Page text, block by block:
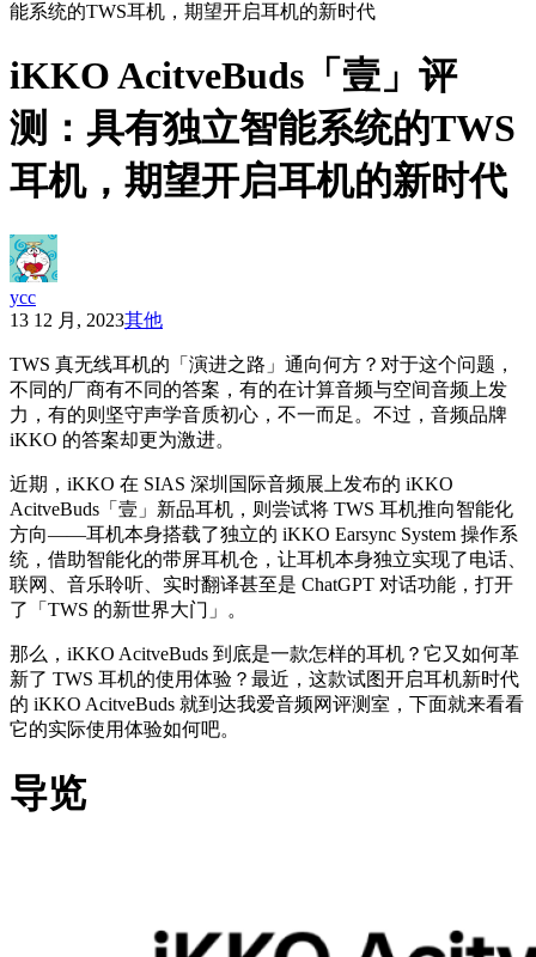
能系统的TWS耳机，期望开启耳机的新时代
iKKO AcitveBuds「壹」评
测：具有独立智能系统的TWS
耳机，期望开启耳机的新时代
ycc
13 12 月, 2023其他
TWS 真无线耳机的「演进之路」通向何方？对于这个问题，
不同的厂商有不同的答案，有的在计算音频与空间音频上发
力，有的则坚守声学音质初心，不一而足。不过，音频品牌
iKKO 的答案却更为激进。
近期，iKKO 在 SIAS 深圳国际音频展上发布的 iKKO
AcitveBuds「壹」新品耳机，则尝试将 TWS 耳机推向智能化
方向——耳机本身搭载了独立的 iKKO Earsync System 操作系
统，借助智能化的带屏耳机仓，让耳机本身独立实现了电话、
联网、音乐聆听、实时翻译甚至是 ChatGPT 对话功能，打开
了「TWS 的新世界大门」。
那么，iKKO AcitveBuds 到底是一款怎样的耳机？它又如何革
新了 TWS 耳机的使用体验？最近，这款试图开启耳机新时代
的 iKKO AcitveBuds 就到达我爱音频网评测室，下面就来看看
它的实际使用体验如何吧。
导览